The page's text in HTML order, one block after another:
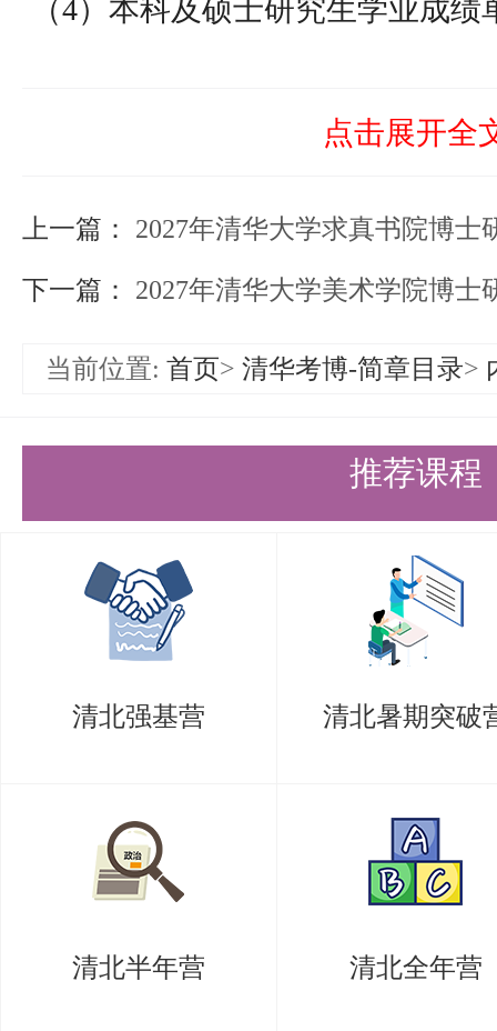
（4）本科及硕士研究生学业成绩
注册备案表》或《教育部学籍在
线验证报告》）
（7）两封与报考专业相关的职称
（9）《博士研究生普通招考（硕
（11）个人简历
（三）普通招考攻读博士学位研
符合《清华大学2027年博士研究
其中：2027年我系动力工程及工
码：0807）面向海外高校招收中
博士学位研究生。申请条件为：
点击展开全
上一篇： 2027年清华大学求真书院博士
下一篇： 2027年清华大学美术学院博士
当前位置: 首页> 清华考博-简章目录>
推荐课程
清北强基营 清北暑期突破
清北半年营 清北全年营